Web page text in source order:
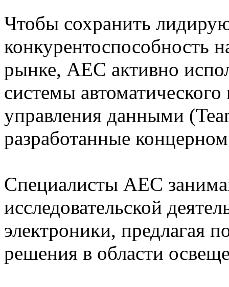
Чтобы сохранить
конкурентоспособность
рынке, AEC активно
системы
управления данными
разработанные
Специалисты AEC
исследовательской
электроники, предлагая
решения в области